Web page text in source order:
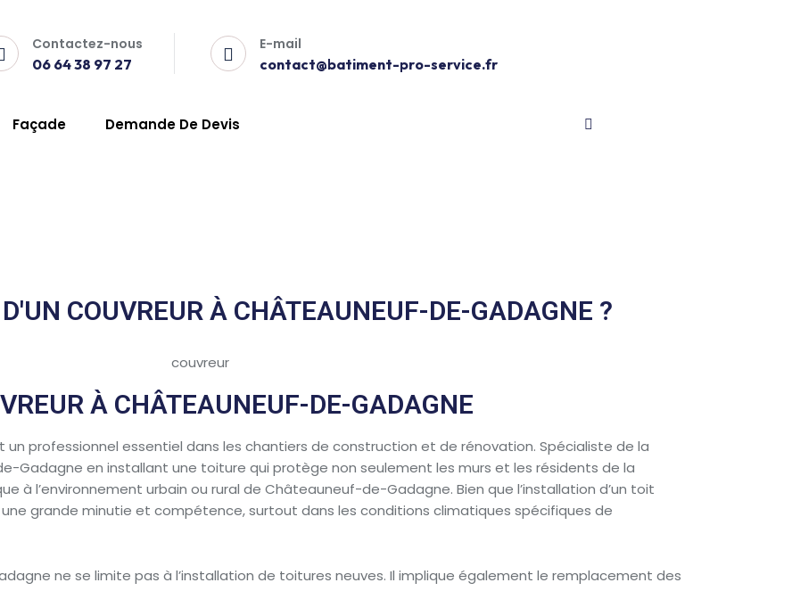
Contactez-nous
06 64 38 97 27
E-mail
contact@batiment-pro-service.fr
Façade Demande De Devis
de-Gadagne
COUVREUR À CHÂTEAUNEUF-DE-GADAGNE ?
À CHÂTEAUNEUF-DE-GADAGNE
professionnel essentiel dans les chantiers de construction et de rénovation. Spécialiste de la
Gadagne en installant une toiture qui protège non seulement les murs et les résidents de la
à l’environnement urbain ou rural de Châteauneuf-de-Gadagne. Bien que l’installation d’un toit
grande minutie et compétence, surtout dans les conditions climatiques spécifiques de
ne se limite pas à l’installation de toitures neuves. Il implique également le remplacement des